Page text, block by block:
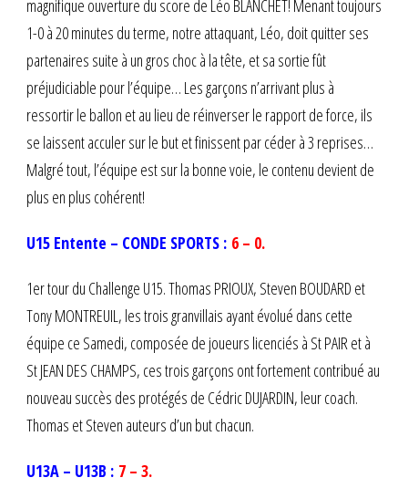
magnifique ouverture du score de Léo BLANCHET! Menant toujours
1-0 à 20 minutes du terme, notre attaquant, Léo, doit quitter ses
partenaires suite à un gros choc à la tête, et sa sortie fût
préjudiciable pour l’équipe… Les garçons n’arrivant plus à
ressortir le ballon et au lieu de réinverser le rapport de force, ils
se laissent acculer sur le but et finissent par céder à 3 reprises…
Malgré tout, l’équipe est sur la bonne voie, le contenu devient de
plus en plus cohérent!
U15 Entente – CONDE SPORTS : 6 – 0.
1er tour du Challenge U15. Thomas PRIOUX, Steven BOUDARD et
Tony MONTREUIL, les trois granvillais ayant évolué dans cette
équipe ce Samedi, composée de joueurs licenciés à St PAIR et à
St JEAN DES CHAMPS, ces trois garçons ont fortement contribué au
nouveau succès des protégés de Cédric DUJARDIN, leur coach.
Thomas et Steven auteurs d’un but chacun.
U13A – U13B : 7 – 3.